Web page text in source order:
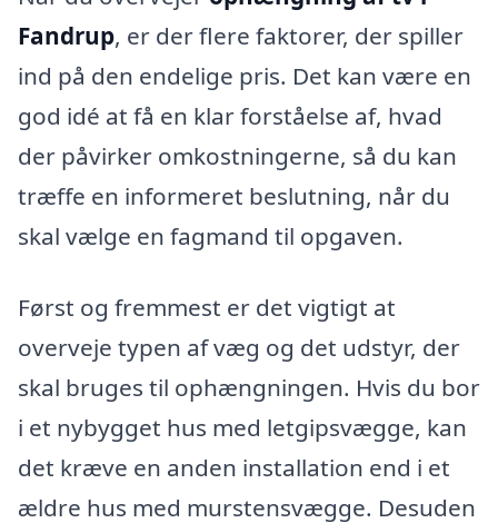
Fandrup, er der flere faktorer, der spiller
ind på den endelige pris. Det kan være en
god idé at få en klar forståelse af, hvad
der påvirker omkostningerne, så du kan
træffe en informeret beslutning, når du
skal vælge en fagmand til opgaven.
Først og fremmest er det vigtigt at
overveje typen af væg og det udstyr, der
skal bruges til ophængningen. Hvis du bor
i et nybygget hus med letgipsvægge, kan
det kræve en anden installation end i et
ældre hus med murstensvægge. Desuden